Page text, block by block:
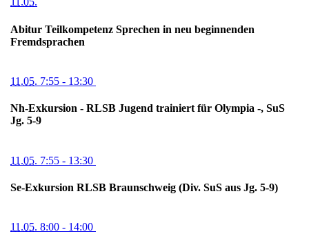
Abitur Teilkompetenz Sprechen in neu beginnenden
Fremdsprachen
11.05. 7:55 - 13:30
Nh-Exkursion - RLSB Jugend trainiert für Olympia -, SuS
Jg. 5-9
11.05. 7:55 - 13:30
Se-Exkursion RLSB Braunschweig (Div. SuS aus Jg. 5-9)
11.05. 8:00 - 14:00